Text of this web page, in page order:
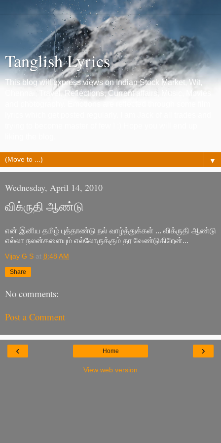
Tanglish Lyrics
This blog will express views on Indian Stock Market, Wit,
Chennai, Travel, Reflections, Current affairs, Music, Movies
▼
Wednesday, April 14, 2010
விக்ருதி ஆண்டு
என் இனிய தமிழ் புத்தாண்டு நல் வாழ்த்துக்கள் ... விக்ருதி ஆண்டு
எல்லா நலன்களையும் எல்லோருக்கும் தர வேண்டுகிறேன்...
Vijay G S at 8:48 AM
Share
No comments:
Post a Comment
‹ ›
Home
View web version